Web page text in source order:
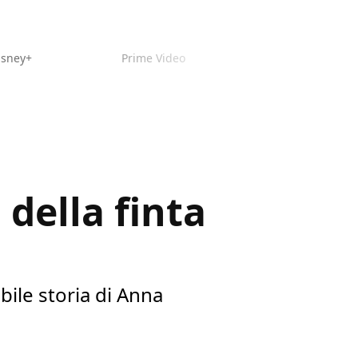
Prime Video
della finta
storia di Anna